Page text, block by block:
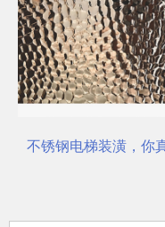
不锈钢电梯装潢，你